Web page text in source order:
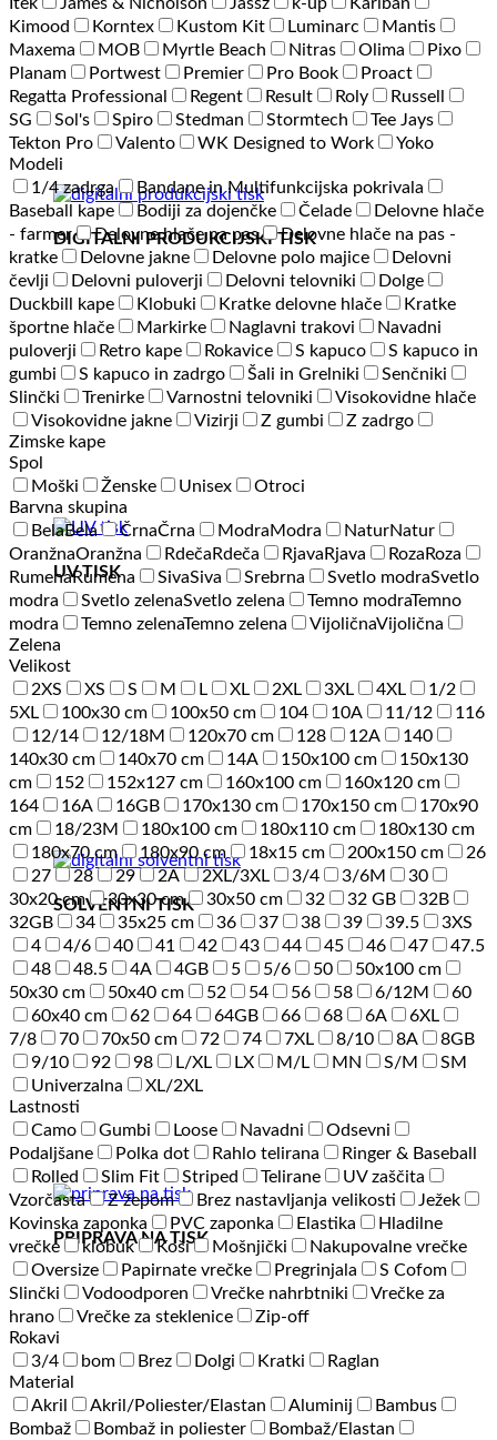
DIGITALNI PRODUKCIJSKI TISK
UV TISK
SOLVENTNI TISK
PRIPRAVA NA TISK
Kimood
Korntex Kustom Kit Luminarc
Mantis
Maxema
MOB Myrtle Beach Nitras Olima
Pixo
Planam
Portwest Premier Pro Book
Proact
Regatta Professional
Regent Result Roly
Russell
SG
Sol's Spiro Stedman Stormtech
Tee Jays
Tekton Pro
Valento WK Designed to Work
Yoko
Modeli
1/4 zadrga
Bandane in Multifunkcijska pokrivala
Baseball kape
Bodiji za dojenčke Čelade
Delovne hlače
- farmer
Delovne hlače na pas
Delovne hlače na pas -
kratke
Delovne jakne Delovne polo majice
Delovni
čevlji
Delovni puloverji Delovni telovniki
Dolge
Duckbill kape
Klobuki Kratke delovne hlače
Kratke
športne hlače
Markirke Naglavni trakovi
Navadni
puloverji
Retro kape Rokavice S kapuco
S kapuco in
gumbi
S kapuco in zadrgo Šali in Grelniki
Senčniki
Slinčki
Trenirke Varnostni telovniki
Visokovidne hlače
Visokovidne jakne
Vizirji Z gumbi
Z zadrgo
Zimske kape
Spol
Moški
Ženske Unisex
Otroci
Barvna skupina
BelaBela ČrnaČrna ModraModra NaturNatur
OranžnaOranžna Rdeča Rdeča Rjava Rjava Roza Roza
RumenaRumena SivaSiva Srebrna Svetlo modraSvetlo
modra
Svetlo zelenaSvetlo zelena Temno modraTemno
modra
Temno zelenaTemno zelena VijoličnaVijolična
Zelena
Velikost
2XS
XS S M L XL 2XL 3XL 4XL
1/2
5XL
100x30 cm 100x50 cm 104 10A 11/12
116
12/14
12/18M 120x70 cm 128 12A
140
140x30 cm
140x70 cm 14A 150x100 cm
150x130
cm
152 152x127 cm 160x100 cm
160x120 cm
164
16A 16GB 170x130 cm 170x150 cm
170x90
cm
18/23M 180x100 cm 180x110 cm
180x130 cm
180x70 cm
180x90 cm 18x15 cm 200x150 cm
26
27
28 29 2A 2XL/3XL 3/4 3/6M
30
30x20 cm
30x30 cm 30x50 cm 32 32 GB
32B
32GB
34 35x25 cm 36 37 38 39 39.5
3XS
4
4/6 40 41 42 43 44 45 46 47
47.5
48
48.5 4A 4GB 5 5/6 50
50x100 cm
50x30 cm
50x40 cm 52 54 56 58 6/12M
60
60x40 cm
62 64 64GB 66 68 6A
6XL
7/8
70 70x50 cm 72 74 7XL 8/10 8A
8GB
9/10
92 98 L/XL LX M/L MN S/M
SM
Univerzalna
XL/2XL
Lastnosti
Camo
Gumbi Loose Navadni
Odsevni
Podaljšane
Polka dot Rahlo telirana
Ringer & Baseball
Rolled
Slim Fit Striped Telirane
UV zaščita
Vzorčasta
Z žepom Brez nastavljanja velikosti
Ježek
Kovinska zaponka
PVC zaponka Elastika
Hladilne
vrečke
klobuk Koši Mošnjički
Nakupovalne vrečke
Oversize
Papirnate vrečke Pregrinjala
S Cofom
Slinčki
Vodoodporen Vrečke nahrbtniki
Vrečke za
hrano
Vrečke za steklenice
Zip-off
Rokavi
3/4
bom Brez Dolgi Kratki
Raglan
Material
Akril
Akril/Poliester/Elastan Aluminij
Bambus
Bombaž
Bombaž in poliester
Bombaž/Elastan